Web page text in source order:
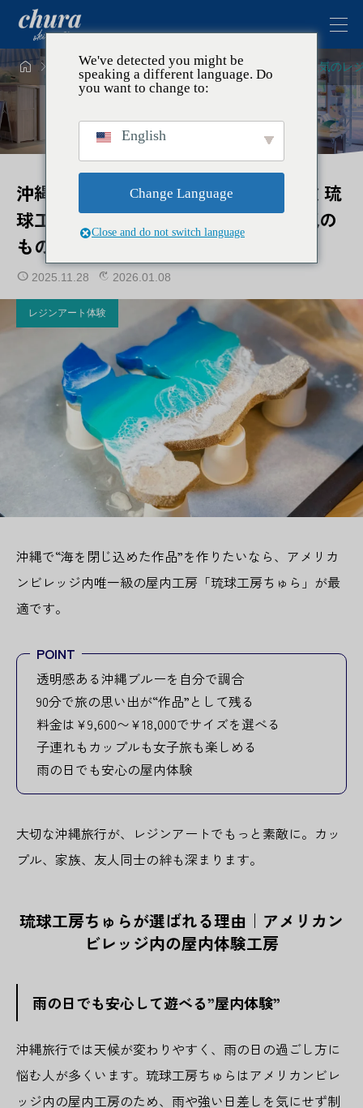
 トピックスレジンアート体験沖縄旅行で大人気のレ
沖縄旅行で大人気のレジンアート体験 琉
球工房ちゅらで”海を閉じ込める”人気の
ものづくり
2025.11.28 2026.01.08
レジンアート体験
沖縄で“海を閉じ込めた作品”を作りたいなら、アメリカ
ンビレッジ内唯一級の屋内工房「琉球工房ちゅら」が最
適です。
POINT
透明感ある沖縄ブルーを自分で調合
90分で旅の思い出が“作品”として残る
料金は¥9,600〜¥18,000でサイズを選べる
子連れもカップルも女子旅も楽しめる
雨の日でも安心の屋内体験
大切な沖縄旅行が、レジンアートでもっと素敵に。カッ
プル、家族、友人同士の絆も深まります。
琉球工房ちゅらが選ばれる理由｜アメリカン
ビレッジ内の屋内体験工房
雨の日でも安心して遊べる”屋内体験”
沖縄旅行では天候が変わりやすく、雨の日の過ごし方に
悩む人が多くいます。琉球工房ちゅらはアメリカンビレ
ッジ内の屋内工房のため、雨や強い日差しを気にせず制
We've detected you might be
speaking a different language. Do
you want to change to:
English
Change Language
Close and do not switch language